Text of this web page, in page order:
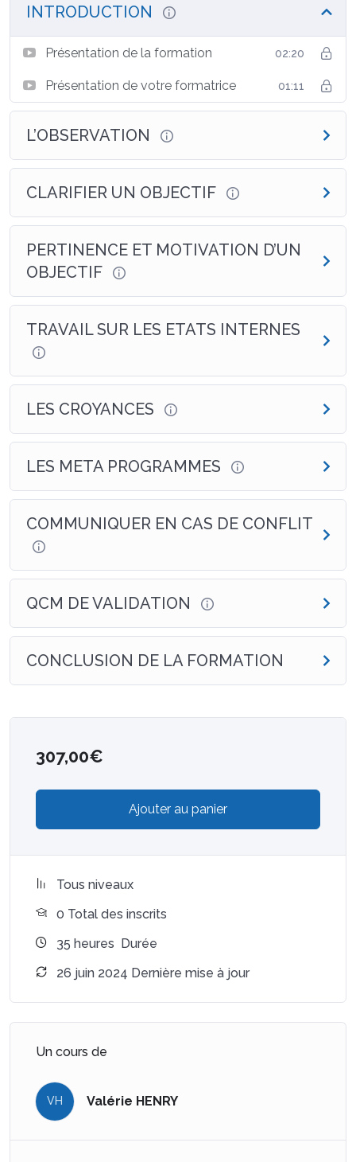
Vous apprendrez également le travail sur les valeurs et
limitante avec LA MARELLE DES CROYANCES et vous
renforcerez vos compétences en matière de
communication.
INTRODUCTION
Présentation de la formation 02:20
Présentation de votre formatrice 01:11
L’OBSERVATION
CLARIFIER UN OBJECTIF
PERTINENCE ET MOTIVATION D’UN
OBJECTIF
TRAVAIL SUR LES ETATS INTERNES
LES CROYANCES
LES META PROGRAMMES
COMMUNIQUER EN CAS DE CONFLIT
QCM DE VALIDATION
CONCLUSION DE LA FORMATION
307,00€
Ajouter au panier
Tous niveaux
0 Total des inscrits
35 heures Durée
26 juin 2024 Dernière mise à jour
Un cours de
VH Valérie HENRY